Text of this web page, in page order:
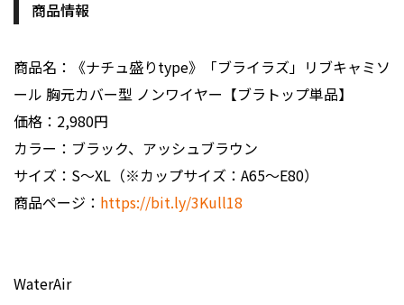
商品情報
商品名：《ナチュ盛りtype》「ブライラズ」リブキャミソ
ール 胸元カバー型 ノンワイヤー【ブラトップ単品】
価格：2,980円
カラー：ブラック、アッシュブラウン
サイズ：S〜XL（※カップサイズ：A65〜E80）
商品ページ： https://bit.ly/3Kull18
WaterAir